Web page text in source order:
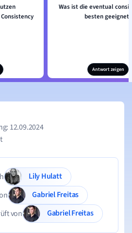
Was ist die eventual
besten geeignet?
Antwort zeigen
12.09.2024
Lily Hulatt
Gabriel Freitas
von
Gabriel Freitas